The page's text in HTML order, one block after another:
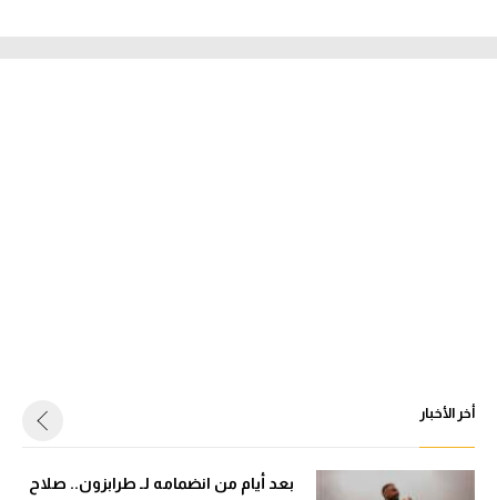
أخر الأخبار
بعد أيام من انضمامه لـ طرابزون.. صلاح